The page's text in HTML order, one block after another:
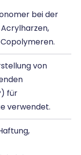
bei der
von
für
verwendet.